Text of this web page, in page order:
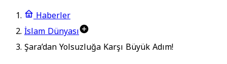
Haberler
İslam Dünyası
Şara’dan Yolsuzluğa Karşı Büyük Adım!